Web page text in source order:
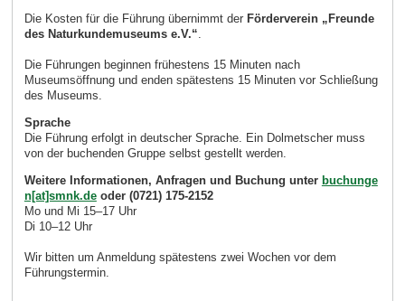
Die Kosten für die Führung übernimmt der Förderverein „Freunde
des Naturkundemuseums e.V.“.
Die Führungen beginnen frühestens 15 Minuten nach
Museumsöffnung und enden spätestens 15 Minuten vor Schließung
des Museums.
Sprache
Die Führung erfolgt in deutscher Sprache. Ein Dolmetscher muss
von der buchenden Gruppe selbst gestellt werden.
Weitere Informationen, Anfragen und Buchung unter buchunge
n[at]smnk.deoder (0721) 175-2152
Mo und Mi 15–17 Uhr
Di 10–12 Uhr
Wir bitten um Anmeldung spätestens zwei Wochen vor dem
Führungstermin.